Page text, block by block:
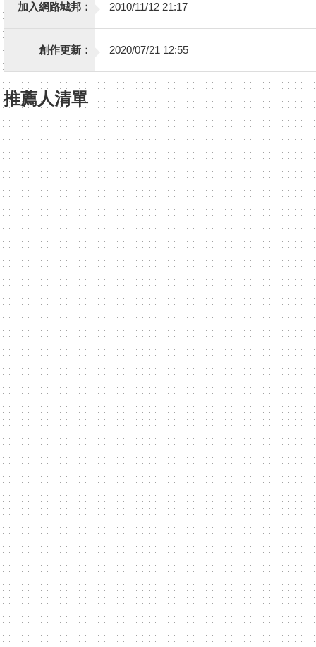
加入網路城邦： 2010/11/12 21:17
創作更新： 2020/07/21 12:55
推薦人清單